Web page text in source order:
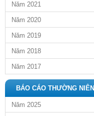
Năm 2021
Năm 2020
Năm 2019
Năm 2018
Năm 2017
BÁO CÁO THƯỜNG NIÊN
Năm 2025